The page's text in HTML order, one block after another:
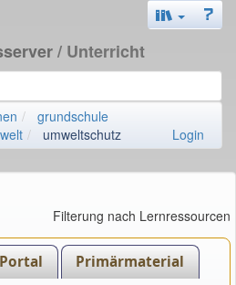
/ Unterricht
grundschule
umweltschutz Login
Filterung nach Lernressourcen
Portal
Primärmaterial